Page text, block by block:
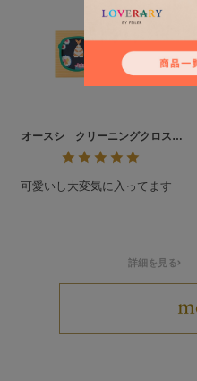
オースシ クリーニングクロス
L/CCOHS-193021
詳細を見る
可愛いし大変気に入ってます